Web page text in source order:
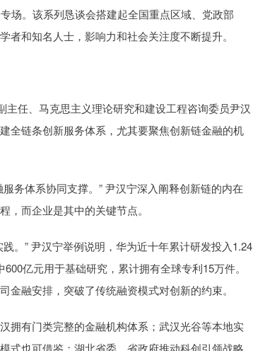
场。该系列恳谈会搭建起全国重点区域、党政部
和知名人士，影响力和社会关注度不断提升。
任、马克思主义理论研究和建设工程咨询委员尹汉
全链条创新服务体系，尤其要聚焦创新链金融的机
体系协同支撑。” 尹汉宁深入阐释创新链的内在
而企业是其中的关键节点。
” 尹汉宁举例说明，华为近十年累计研发投入1.24
亿元用于基础研究，累计拥有全球专利15万件。
融安排，突破了传统融资模式对创新的约束。
有门类完整的金融机构体系；武汉光谷等本地实
式也可借鉴；湖北省委、省政府推动科创引领战略